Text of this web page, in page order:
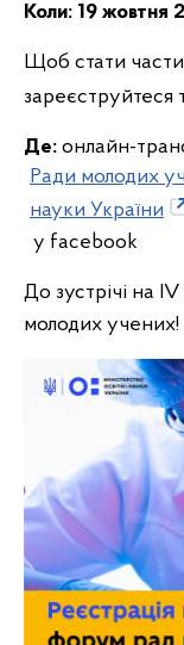
Коли: 19 жовтня
Щоб стати
зареєструйтеся
Де: онлайн-
Ради молодих
науки України
у facebook
До зустрічі на
молодих учених!